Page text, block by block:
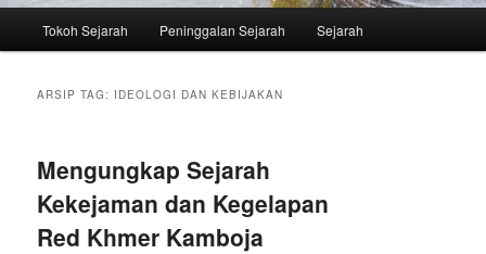
Tokoh Sejarah Peninggalan Sejarah Sejarah
ARSIP TAG: IDEOLOGI DAN KEBIJAKAN
Mengungkap Sejarah
Kekejaman dan Kegelapan
Red Khmer Kamboja